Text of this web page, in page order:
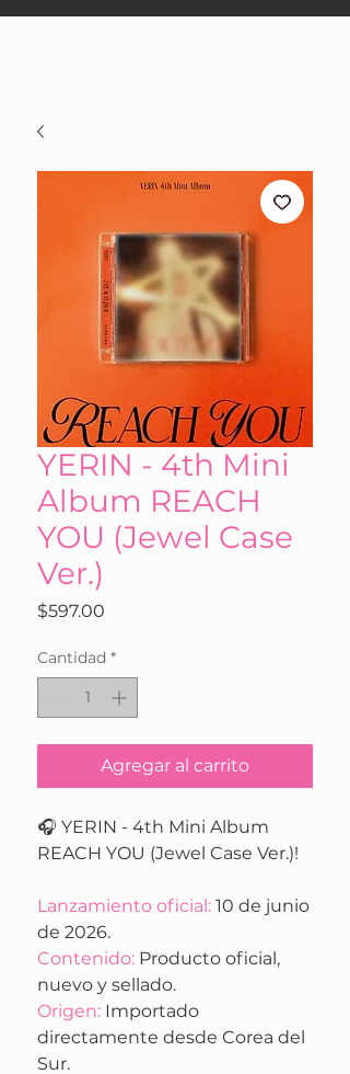
YERIN - 4th Mini
Album REACH
YOU (Jewel Case
Ver.)
$597.00
Cantidad *
Agregar al carrito
🎧 YERIN - 4th Mini Album
REACH YOU (Jewel Case Ver.)!
Lanzamiento oficial: 10 de junio
de 2026.
Contenido: Producto oficial,
nuevo y sellado.
Origen: Importado
directamente desde Corea del
Sur.